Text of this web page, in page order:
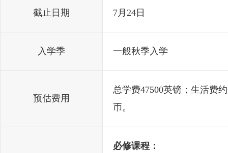
截止日期 7月24日
入学季 一般秋季入学
预估费用
总学费47500英镑；生活费
币。
必修课程：